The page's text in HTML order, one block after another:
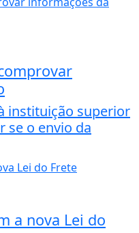
instituição superior
se o envio da
a nova Lei do